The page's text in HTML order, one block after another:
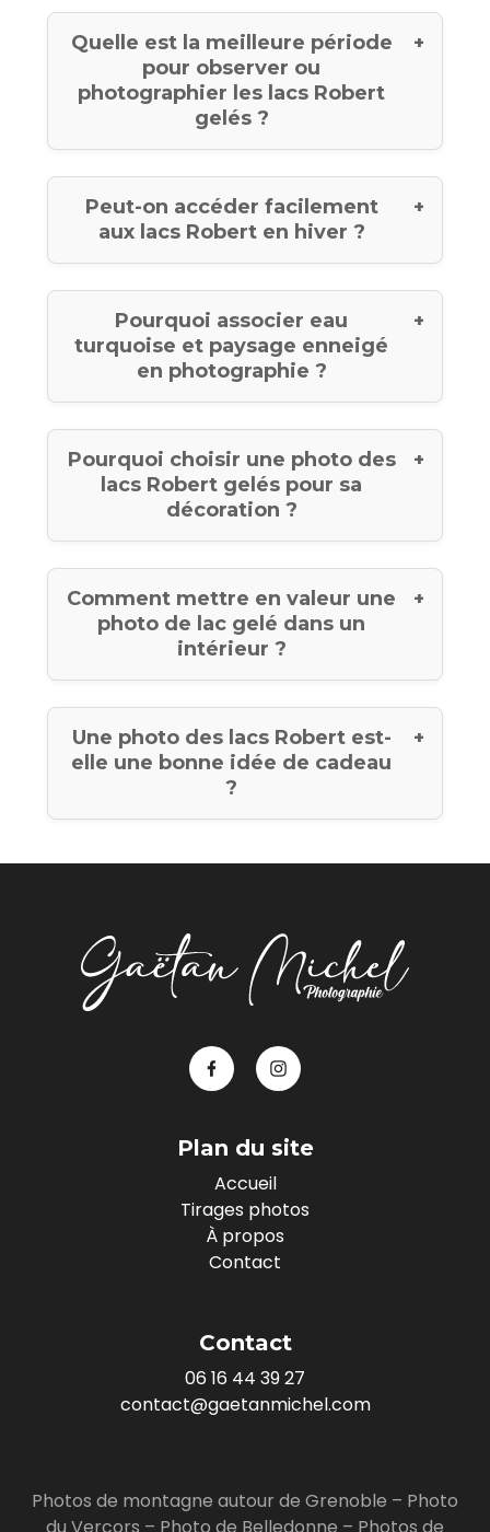
Quelle est la meilleure période
pour observer ou
photographier les lacs Robert
gelés ?
Peut-on accéder facilement
aux lacs Robert en hiver ?
Pourquoi associer eau
turquoise et paysage enneigé
en photographie ?
Pourquoi choisir une photo des
lacs Robert gelés pour sa
décoration ?
Comment mettre en valeur une
photo de lac gelé dans un
intérieur ?
Une photo des lacs Robert est-
elle une bonne idée de cadeau
?
Plan du site
Accueil
Tirages photos
À propos
Contact
Contact
06 16 44 39 27
contact@gaetanmichel.com
Photos de montagne autour de Grenoble – Photo